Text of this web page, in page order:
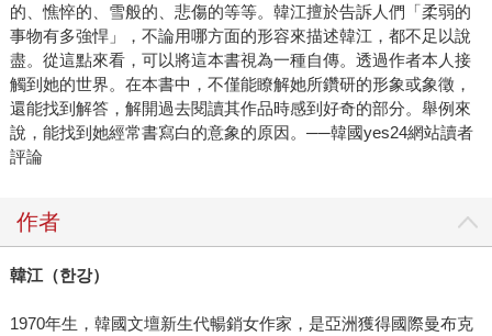
的、憔悴的、雪般的、悲傷的等等。韓江擅於告訴人們「柔弱的
事物有多強悍」，不論用哪方面的形容來描述韓江，都不足以說
盡。從這點來看，可以將這本書視為一種自傳。透過作者本人接
觸到她的世界。在本書中，不僅能瞭解她所鑽研的形象或象徵，
還能找到解答，解開過去閱讀其作品時感到好奇的部分。舉例來
說，能找到她經常書寫白的意象的原因。──韓國yes24網站讀者
評論
作者
韓江（한강）
1970年生，韓國文壇新生代暢銷女作家，是亞洲獲得國際曼布克